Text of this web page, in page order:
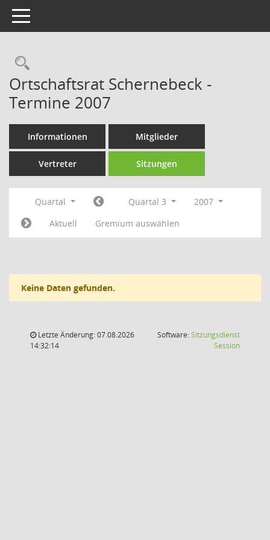
Toggle navigation
Rechercheauswahl
Ortschaftsrat Schernebeck -
Termine 2007
Informationen Mitglieder
Vertreter Sitzungen
Quartal Quartal 3
2007
Aktuell
Gremium auswählen
Keine Daten gefunden.
Letzte Änderung: 07.08.2026
14:32:14
Software:Sitzungsdienst
Session(Wird in